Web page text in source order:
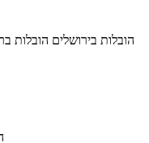
הובלות בירושלים הובלות